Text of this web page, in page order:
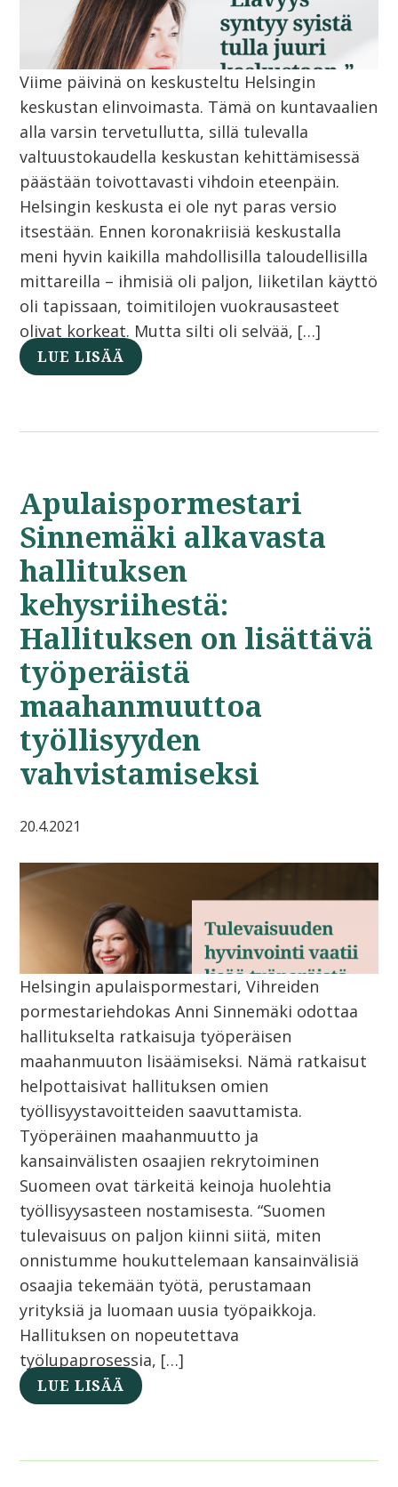
Viime päivinä on keskusteltu Helsingin
keskustan elinvoimasta. Tämä on kuntavaalien
alla varsin tervetullutta, sillä tulevalla
valtuustokaudella keskustan kehittämisessä
päästään toivottavasti vihdoin eteenpäin.
Helsingin keskusta ei ole nyt paras versio
itsestään. Ennen koronakriisiä keskustalla
meni hyvin kaikilla mahdollisilla taloudellisilla
mittareilla – ihmisiä oli paljon, liiketilan käyttö
oli tapissaan, toimitilojen vuokrausasteet
olivat korkeat. Mutta silti oli selvää, […]
LUE LISÄÄ
Apulaispormestari
Sinnemäki alkavasta
hallituksen
kehysriihestä:
Hallituksen on lisättävä
työperäistä
maahanmuuttoa
työllisyyden
vahvistamiseksi
20.4.2021
Helsingin apulaispormestari, Vihreiden
pormestariehdokas Anni Sinnemäki odottaa
hallitukselta ratkaisuja työperäisen
maahanmuuton lisäämiseksi. Nämä ratkaisut
helpottaisivat hallituksen omien
työllisyystavoitteiden saavuttamista.
Työperäinen maahanmuutto ja
kansainvälisten osaajien rekrytoiminen
Suomeen ovat tärkeitä keinoja huolehtia
työllisyysasteen nostamisesta. “Suomen
tulevaisuus on paljon kiinni siitä, miten
onnistumme houkuttelemaan kansainvälisiä
osaajia tekemään työtä, perustamaan
yrityksiä ja luomaan uusia työpaikkoja.
Hallituksen on nopeutettava
työlupaprosessia, […]
LUE LISÄÄ